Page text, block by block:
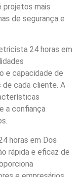
projetos mais
de segurança e
24 horas em
e capacidade de
cada cliente. A
a confiança
horas em Dos
rápida e eficaz de